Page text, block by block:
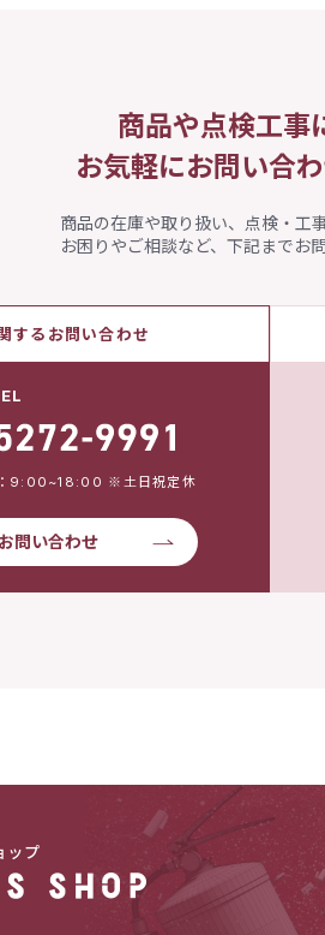
商品や点検工事
お気軽にお問い合
商品の在庫や取り扱い、点検・工
お困りやご相談など、下記までお
するお問い合わせ
9:00~18:00 ※土日祝定休
お問い合わせ